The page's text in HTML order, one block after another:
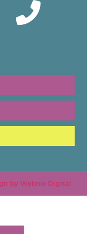
by Webnix Digital